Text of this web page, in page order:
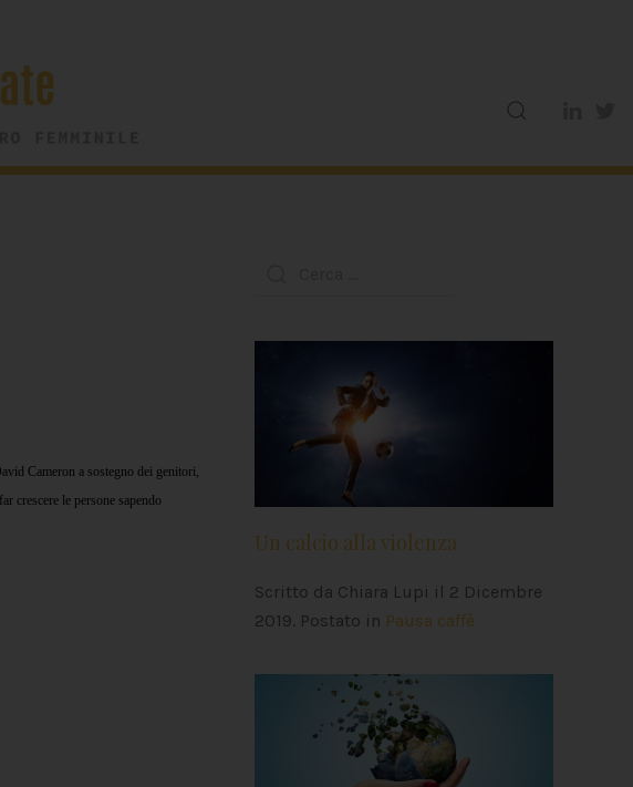
Cameron a sostegno dei genitori,
crescere le persone sapendo
Un calcio alla violenza
Scritto da Chiara Lupi il 2 Dicembre
2019. Postato in Pausa caffè